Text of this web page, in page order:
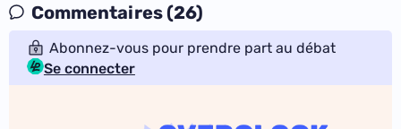
Commentaires (26)
Abonnez-vous pour prendre part au débat
Se connecter